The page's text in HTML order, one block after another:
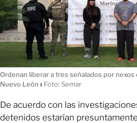
Ordenan liberar a tres señalados por
Nuevo León ı Foto: Semar
De acuerdo con las
detenidos estarían